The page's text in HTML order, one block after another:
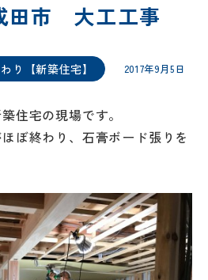
田市 大工工事
り【新築住宅】 2017年9月5日
住宅の現場です。
ぼ終わり、石膏ボード張りを